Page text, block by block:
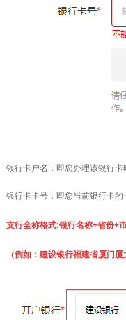
银行卡户名：即您办理该银行卡
银行卡卡号：即您当前银行卡的
支行全称格式:银行名称+省份+
（例如：建设银行福建省厦门厦